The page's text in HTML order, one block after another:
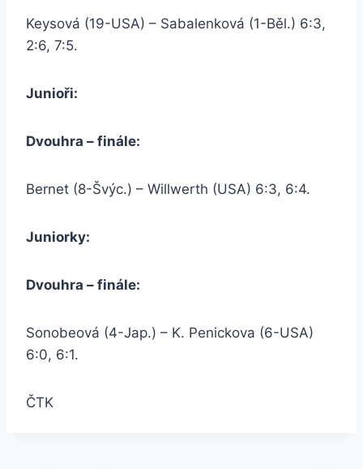
Keysová (19-USA) – Sabalenková (1-Běl.) 6:3,
2:6, 7:5.
Junioři:
Dvouhra – finále:
Bernet (8-Švýc.) – Willwerth (USA) 6:3, 6:4.
Juniorky:
Dvouhra – finále:
Sonobeová (4-Jap.) – K. Penickova (6-USA)
6:0, 6:1.
ČTK